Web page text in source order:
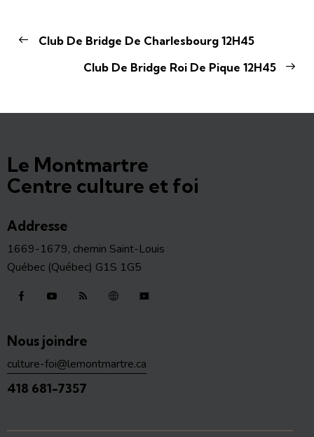
Club De Bridge De Charlesbourg 12H45
Club De Bridge Roi De Pique 12H45
Le Montmartre
Centre culture et foi
Addresse
1669-1679, chemin Saint-Louis
Québec (Québec) G1S 1G5
Nous joindre
culture-foi@lemontmartre.ca
418 681-7357